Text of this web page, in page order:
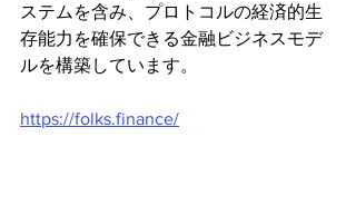
ステムを含み、プロトコルの経済的生
存能力を確保できる金融ビジネスモデ
ルを構築しています。
https://folks.finance/